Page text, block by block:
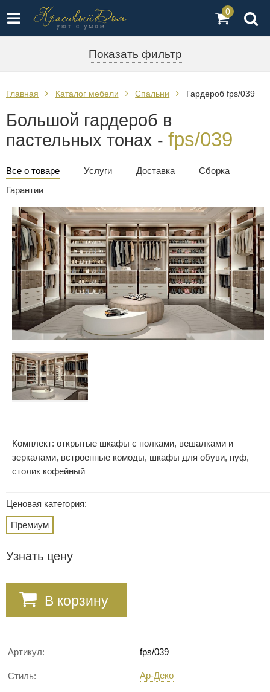
0
Показать фильтр
Главная Каталог мебели Спальни Гардероб fps/039
Большой гардероб в
пастельных тонах - fps/039
Все о товаре Услуги Доставка
Сборка
Гарантии
Комплект: открытые шкафы с полками, вешалками и
зеркалами, встроенные комоды, шкафы для обуви, пуф,
столик кофейный
Ценовая категория:
Премиум
Узнать цену
В корзину
Артикул: fps/039
Стиль: Ар-Деко